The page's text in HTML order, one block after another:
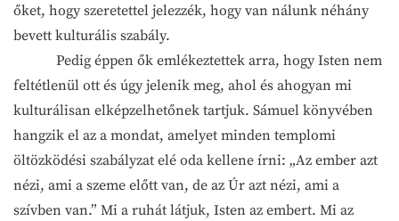
őket, hogy szeretettel jelezzék, hogy van nálunk néhány
bevett kulturális szabály.
Pedig éppen ők emlékeztettek arra, hogy Isten nem
feltétlenül ott és úgy jelenik meg, ahol és ahogyan mi
kulturálisan elképzelhetőnek tartjuk. Sámuel könyvében
hangzik el az a mondat, amelyet minden templomi
öltözködési szabályzat elé oda kellene írni: „Az ember azt
nézi, ami a szeme előtt van, de az Úr azt nézi, ami a
szívben van.” Mi a ruhát látjuk, Isten az embert. Mi az